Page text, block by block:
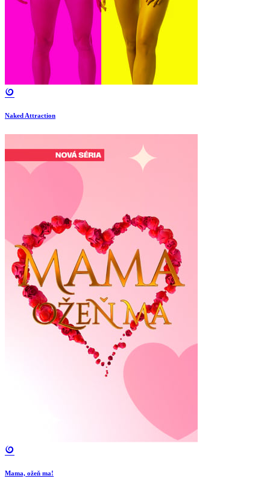
Naked Attraction
Mama, ožeň ma!